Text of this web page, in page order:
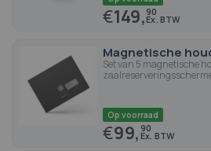
€149,90
Magnetische
Set van 5 magnetische
Op voorraad
€99, 90